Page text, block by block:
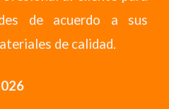
de acuerdo a sus
de calidad.